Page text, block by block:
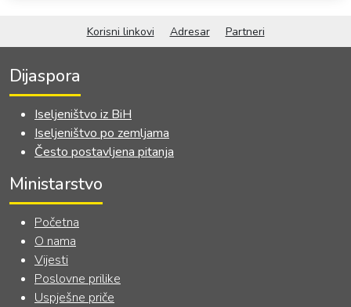
HERCEGOVINE
Korisni linkovi Adresar Partneri
Dijaspora
Iseljeništvo iz BiH
Iseljeništvo po zemljama
Često postavljena pitanja
Ministarstvo
Početna
O nama
Vijesti
Poslovne prilike
Uspješne priče